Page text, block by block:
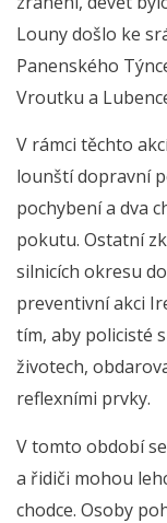
Louny došlo ke
Panenského
Vroutku a
V rámci těchto
lounští dopravní
pochybení a dva
pokutu. Ostatní
silnicích okresu
preventivní akci
tím, aby policisté
životech,
reflexními prvky.
V tomto období
a řidiči mohou
chodce. Osoby